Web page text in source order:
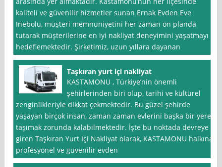
kaliteli ve güvenilir hizmetler sunan Ernak Evden Eve
Inebolu, müşteri memnuniyetini her zaman ön planda
tutarak müşterilerine en iyi nakliyat deneyimini yaşatmayı
hedeflemektedir. Şirketimiz, uzun yıllara dayanan
Taşkıran yurt içi nakliyat
KASTAMONU , Türkiye’nin önemli
şehirlerinden biri olup, tarihi ve kültürel
zenginlikleriyle dikkat çekmektedir. Bu güzel şehirde
yaşayan birçok insan, zaman zaman evlerini başka bir yere
taşımak zorunda kalabilmektedir. İşte bu noktada devreye
giren Taşkıran Yurt Içi Nakliyat olarak, KASTAMONU halkına
profesyonel ve güvenilir evden